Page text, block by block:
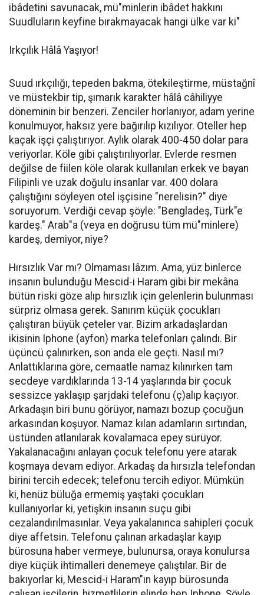
ibâdetini savunacak, mü"minlerin ibâdet hakkını
Suudluların keyfine bırakmayacak hangi ülke var ki"
Irkçılık Hâlâ Yaşıyor!
Suud ırkçılığı, tepeden bakma, ötekileştirme, müstağnî
ve müstekbir tip, şımarık karakter hâlâ câhiliyye
döneminin bir benzeri. Zenciler horlanıyor, adam yerine
konulmuyor, haksız yere bağırılıp kızılıyor. Oteller hep
kaçak işçi çalıştırıyor. Aylık olarak 400-450 dolar para
veriyorlar. Köle gibi çalıştırılıyorlar. Evlerde resmen
değilse de fiilen köle olarak kullanılan erkek ve bayan
Filipinli ve uzak doğulu insanlar var. 400 dolara
çalıştığını söyleyen otel işçisine "nerelisin?" diye
soruyorum. Verdiği cevap şöyle: "Bengladeş, Türk"e
kardeş." Arab"a (veya en doğrusu tüm mü"minlere)
kardeş, demiyor, niye?
Hırsızlık Var mı? Olmaması lâzım. Ama, yüz binlerce
insanın bulunduğu Mescid-i Haram gibi bir mekâna
bütün riski göze alıp hırsızlık için gelenlerin bulunması
sürpriz olmasa gerek. Sanırım küçük çocukları
çalıştıran büyük çeteler var. Bizim arkadaşlardan
ikisinin Iphone (ayfon) marka telefonları çalındı. Bir
üçüncü çalınırken, son anda ele geçti. Nasıl mı?
Anlattıklarına göre, cemaatle namaz kılınırken tam
secdeye vardıklarında 13-14 yaşlarında bir çocuk
sessizce yaklaşıp şarjdaki telefonu (ç)alıp kaçıyor.
Arkadaşın biri bunu görüyor, namazı bozup çocuğun
arkasından koşuyor. Namaz kılan adamların sırtından,
üstünden atlanılarak kovalamaca epey sürüyor.
Yakalanacağını anlayan çocuk telefonu yere atarak
koşmaya devam ediyor. Arkadaş da hırsızla telefondan
birini tercih edecek; telefonu tercih ediyor. Mümkün
ki, henüz büluğa ermemiş yaştaki çocukları
kullanıyorlar ki, yetişkin insanın suçu gibi
cezalandırılmasınlar. Veya yakalanınca sahipleri çocuk
diye affetsin. Telefonu çalınan arkadaşlar kayıp
bürosuna haber vermeye, bulunursa, oraya konulursa
diye küçük ihtimalleri denemeye çalıştılar. Bir de
bakıyorlar ki, Mescid-i Haram"ın kayıp bürosunda